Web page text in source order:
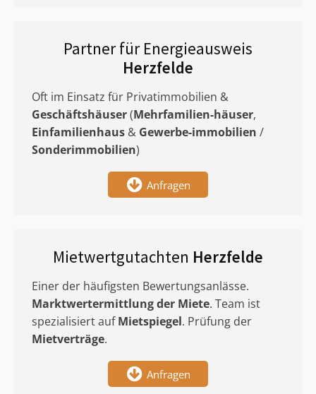
Partner für Energieausweis
Herzfelde
Oft im Einsatz für Privatimmobilien &
Geschäftshäuser(Mehrfamilien-häuser,
Einfamilienhaus & Gewerbe-immobilien /
Sonderimmobilien)
Anfragen
Mietwertgutachten Herzfelde
Einer der häufigsten Bewertungsanlässe.
Marktwertermittlungder Miete. Team ist
spezialisiert aufMietspiegel. Prüfung der
Mietverträge.
Anfragen